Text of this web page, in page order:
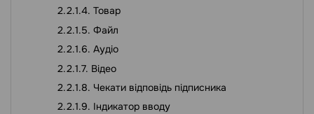
Товар
Файл
Аудіо
Відео
Чекати відповідь підписника
Індикатор вводу